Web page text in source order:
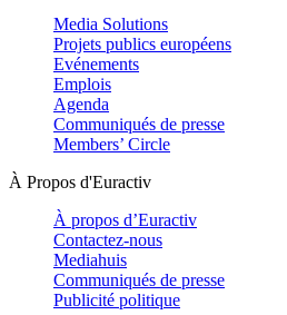
Media Solutions
Projets publics européens
Evénements
Emplois
Agenda
Communiqués de presse
Members’ Circle
À Propos d'Euractiv
À propos d’Euractiv
Contactez-nous
Mediahuis
Communiqués de presse
Publicité politique